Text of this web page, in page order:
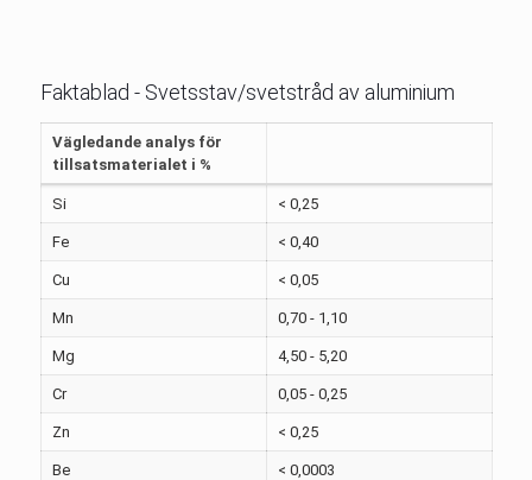
Faktablad - Svetsstav/svetstråd av aluminium
Vägledande analys för
tillsatsmaterialet i %
Si < 0,25
Fe < 0,40
Cu < 0,05
Mn 0,70 - 1,10
Mg 4,50 - 5,20
Cr 0,05 - 0,25
Zn < 0,25
Be < 0,0003